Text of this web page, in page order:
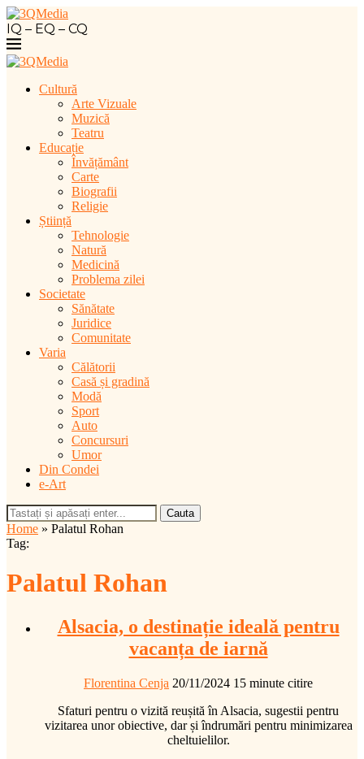
IQ – EQ – CQ
Cultură
Arte Vizuale
Muzică
Teatru
Educație
Învățământ
Carte
Biografii
Religie
Știință
Tehnologie
Natură
Medicină
Problema zilei
Societate
Sănătate
Juridice
Comunitate
Varia
Călătorii
Casă și gradină
Modă
Sport
Auto
Concursuri
Umor
Din Condei
e-Art
Cauta
Home » Palatul Rohan
Tag:
Palatul Rohan
Alsacia, o destinație ideală pentru
vacanța de iarnă
Florentina Cenja 20/11/2024 15 minute citire
Sfaturi pentru o vizită reușită în Alsacia, sugestii pentru
vizitarea unor obiective, dar și îndrumări pentru minimizarea
cheltuielilor.